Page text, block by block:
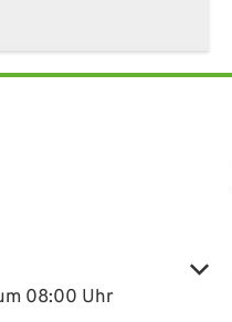
Schließzeiten auszublenden
08:00 Uhr